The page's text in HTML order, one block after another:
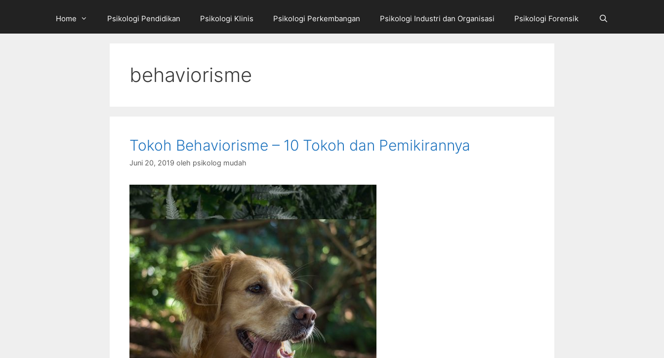
Home Psikologi Pendidikan Psikologi Klinis Psikologi Perkembangan Psikologi Industri dan Organisasi Psikologi Forensik
behaviorisme
Tokoh Behaviorisme – 10 Tokoh dan Pemikirannya
Juni 20, 2019 oleh psikolog mudah